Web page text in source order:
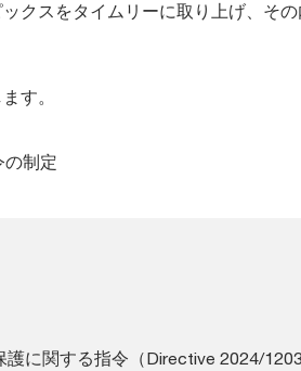
クスをタイムリーに取り上げ、そ
す。
の制定
に関する指令（Directive 2024/